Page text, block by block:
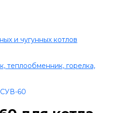
и чугунных котлов
теплообменник, горелка,
60